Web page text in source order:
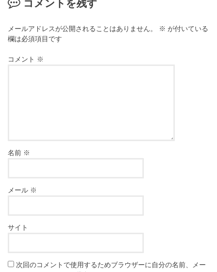
コメントを残す
メールアドレスが公開されることはありません。 ※ が付いている
欄は必須項目です
コメント ※
名前 ※
メール ※
サイト
次回のコメントで使用するためブラウザーに自分の名前、メー